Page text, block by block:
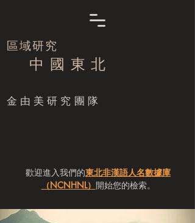
區域研究
中 國 東 北
​金由美研究團隊
歡迎進入我們的東北非漢語人名數據庫
（NCNHNL） 開始您的檢索。